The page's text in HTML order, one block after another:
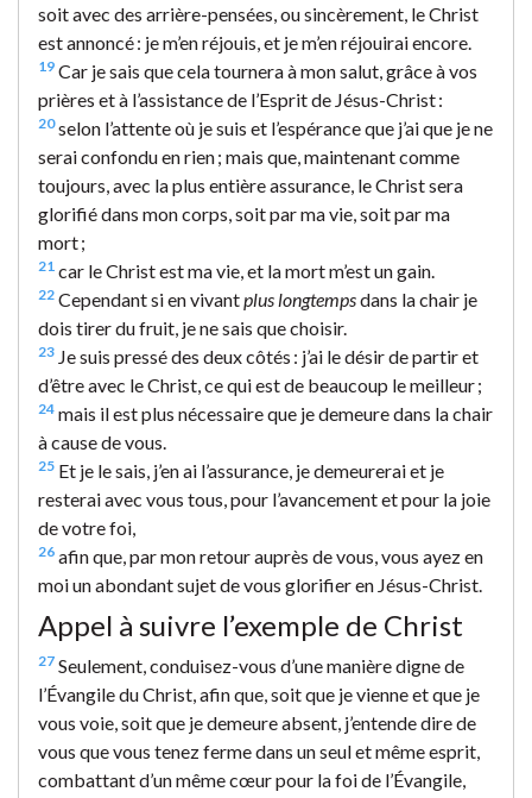
soit avec des arrière-pensées, ou sincèrement, le Christ
est annoncé : je m’en réjouis, et je m’en réjouirai encore.
19 Car je sais que cela tournera à mon salut, grâce à vos
prières et à l’assistance de l’Esprit de Jésus-Christ :
20selon l’attente où je suis et l’espérance que j’ai que je ne
serai confondu en rien ; mais que, maintenant comme
toujours, avec la plus entière assurance, le Christ sera
glorifié dans mon corps, soit par ma vie, soit par ma
mort ;
21 car le Christ est ma vie, et la mort m’est un gain.
22 Cependant si en vivantplus longtempsdans la chair je
dois tirer du fruit, je ne sais que choisir.
23 Je suis pressé des deux côtés : j’ai le désir de partir et
d’être avec le Christ, ce qui est de beaucoup le meilleur ;
24 mais il est plus nécessaire que je demeure dans la chair
à cause de vous.
25 Et je le sais, j’en ai l’assurance, je demeurerai et je
resterai avec vous tous, pour l’avancement et pour la joie
de votre foi,
26 afin que, par mon retour auprès de vous, vous ayez en
moi un abondant sujet de vous glorifier en Jésus-Christ.
Appel à suivre l’exemple de Christ
27 Seulement, conduisez-vous d’une manière digne de
l’Évangile du Christ, afin que, soit que je vienne et que je
vous voie, soit que je demeure absent, j’entende dire de
vous que vous tenez ferme dans un seul et même esprit,
combattant d’un même cœur pour la foi de l’Évangile,